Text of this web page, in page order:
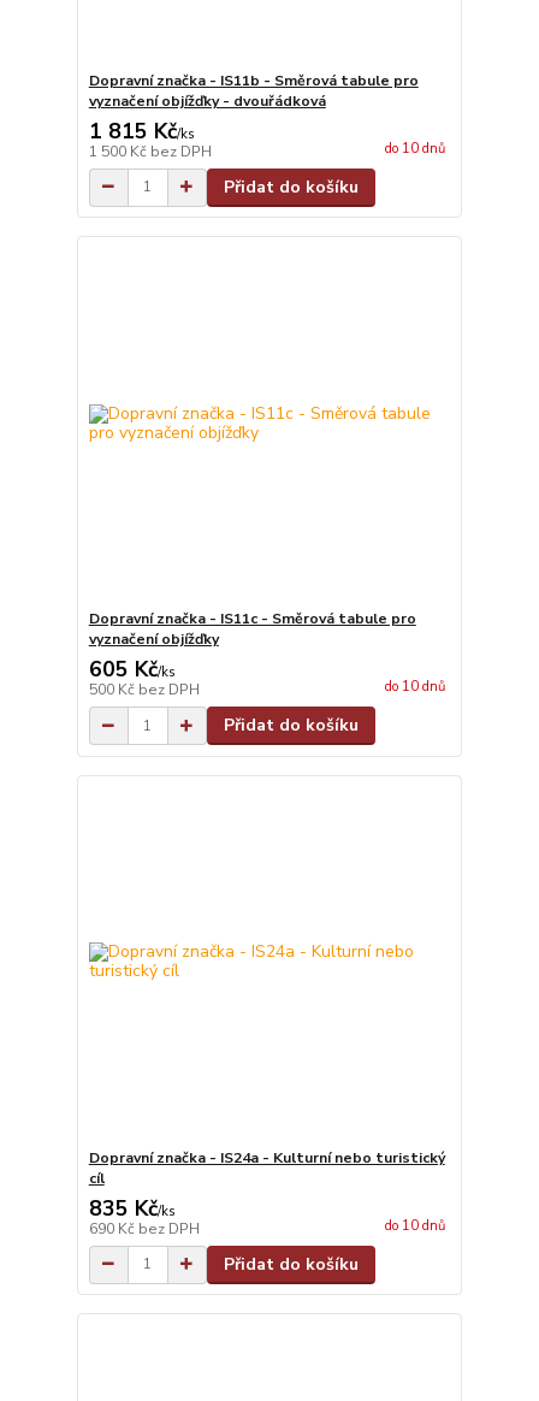
Dopravní značka - IS11b - Směrová tabule pro
vyznačení objížďky - dvouřádková
1 815 Kč/ks
1 500 Kč bez DPH do 10 dnů
Přidat do košíku
Dopravní značka - IS11c - Směrová tabule pro
vyznačení objížďky
605 Kč/ks
500 Kč bez DPH do 10 dnů
Přidat do košíku
Dopravní značka - IS24a - Kulturní nebo turistický
cíl
835 Kč/ks
690 Kč bez DPH do 10 dnů
Přidat do košíku